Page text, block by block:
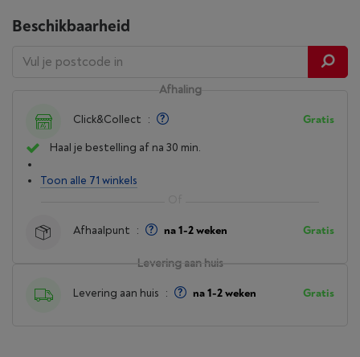
Beschikbaarheid
Levering aan huis
Levering aan huis : na 1-2 weken Gratis
Afhaling
Click&Collect : Gratis
Haal je bestelling af na 30 min.
Toon alle 71 winkels
Afhaalpunt : na 1-2 weken Gratis